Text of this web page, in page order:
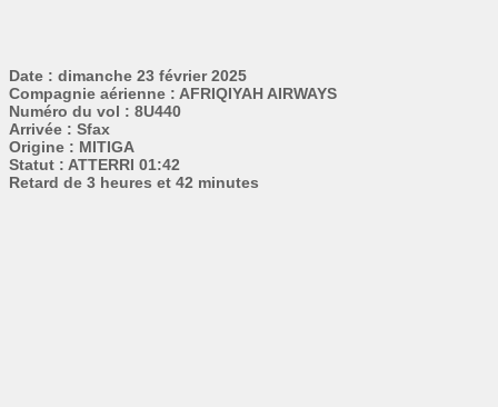
Date : dimanche 23 février 2025
Compagnie aérienne : AFRIQIYAH AIRWAYS
Numéro du vol : 8U440
Arrivée : Sfax
Origine : MITIGA
Statut : ATTERRI 01:42
Retard de 3 heures et 42 minutes